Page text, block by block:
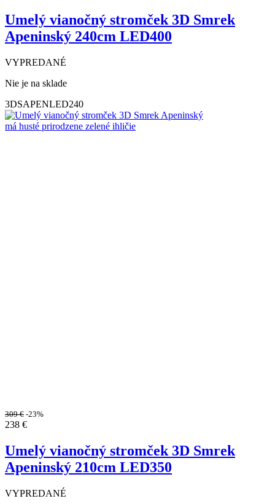
Umelý vianočný stromček 3D Smrek
Apeninský 240cm LED400
VYPREDANÉ
Nie je na sklade
3DSAPENLED240
309€ -23%
238 €
Umelý vianočný stromček 3D Smrek
Apeninský 210cm LED350
VYPREDANÉ